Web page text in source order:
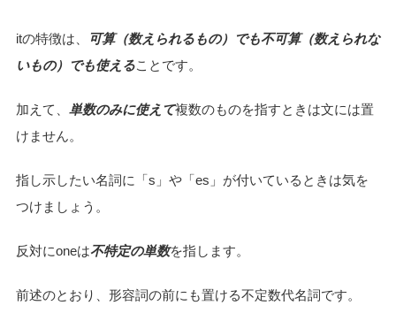
itの特徴は、
可算（数えられるもの）でも不可算（数えられな
いもの）でも使えることです。
加えて、 単数のみに使えて複数のものを指すときは文には置
けません。
指し示したい名詞に「s」や「es」が付いているときは気を
つけましょう。
反対にoneは不特定の単数を指します。
前述のとおり、形容詞の前にも置ける不定数代名詞です。